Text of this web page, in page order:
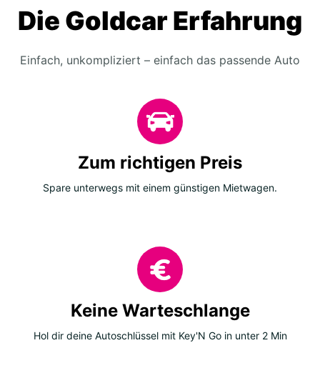
Die Goldcar Erfahrung
Einfach, unkompliziert – einfach das passende Auto
Zum richtigen Preis
Spare unterwegs mit einem günstigen Mietwagen.
Keine Warteschlange
Hol dir deine Autoschlüssel mit Key'N Go in unter 2 Min